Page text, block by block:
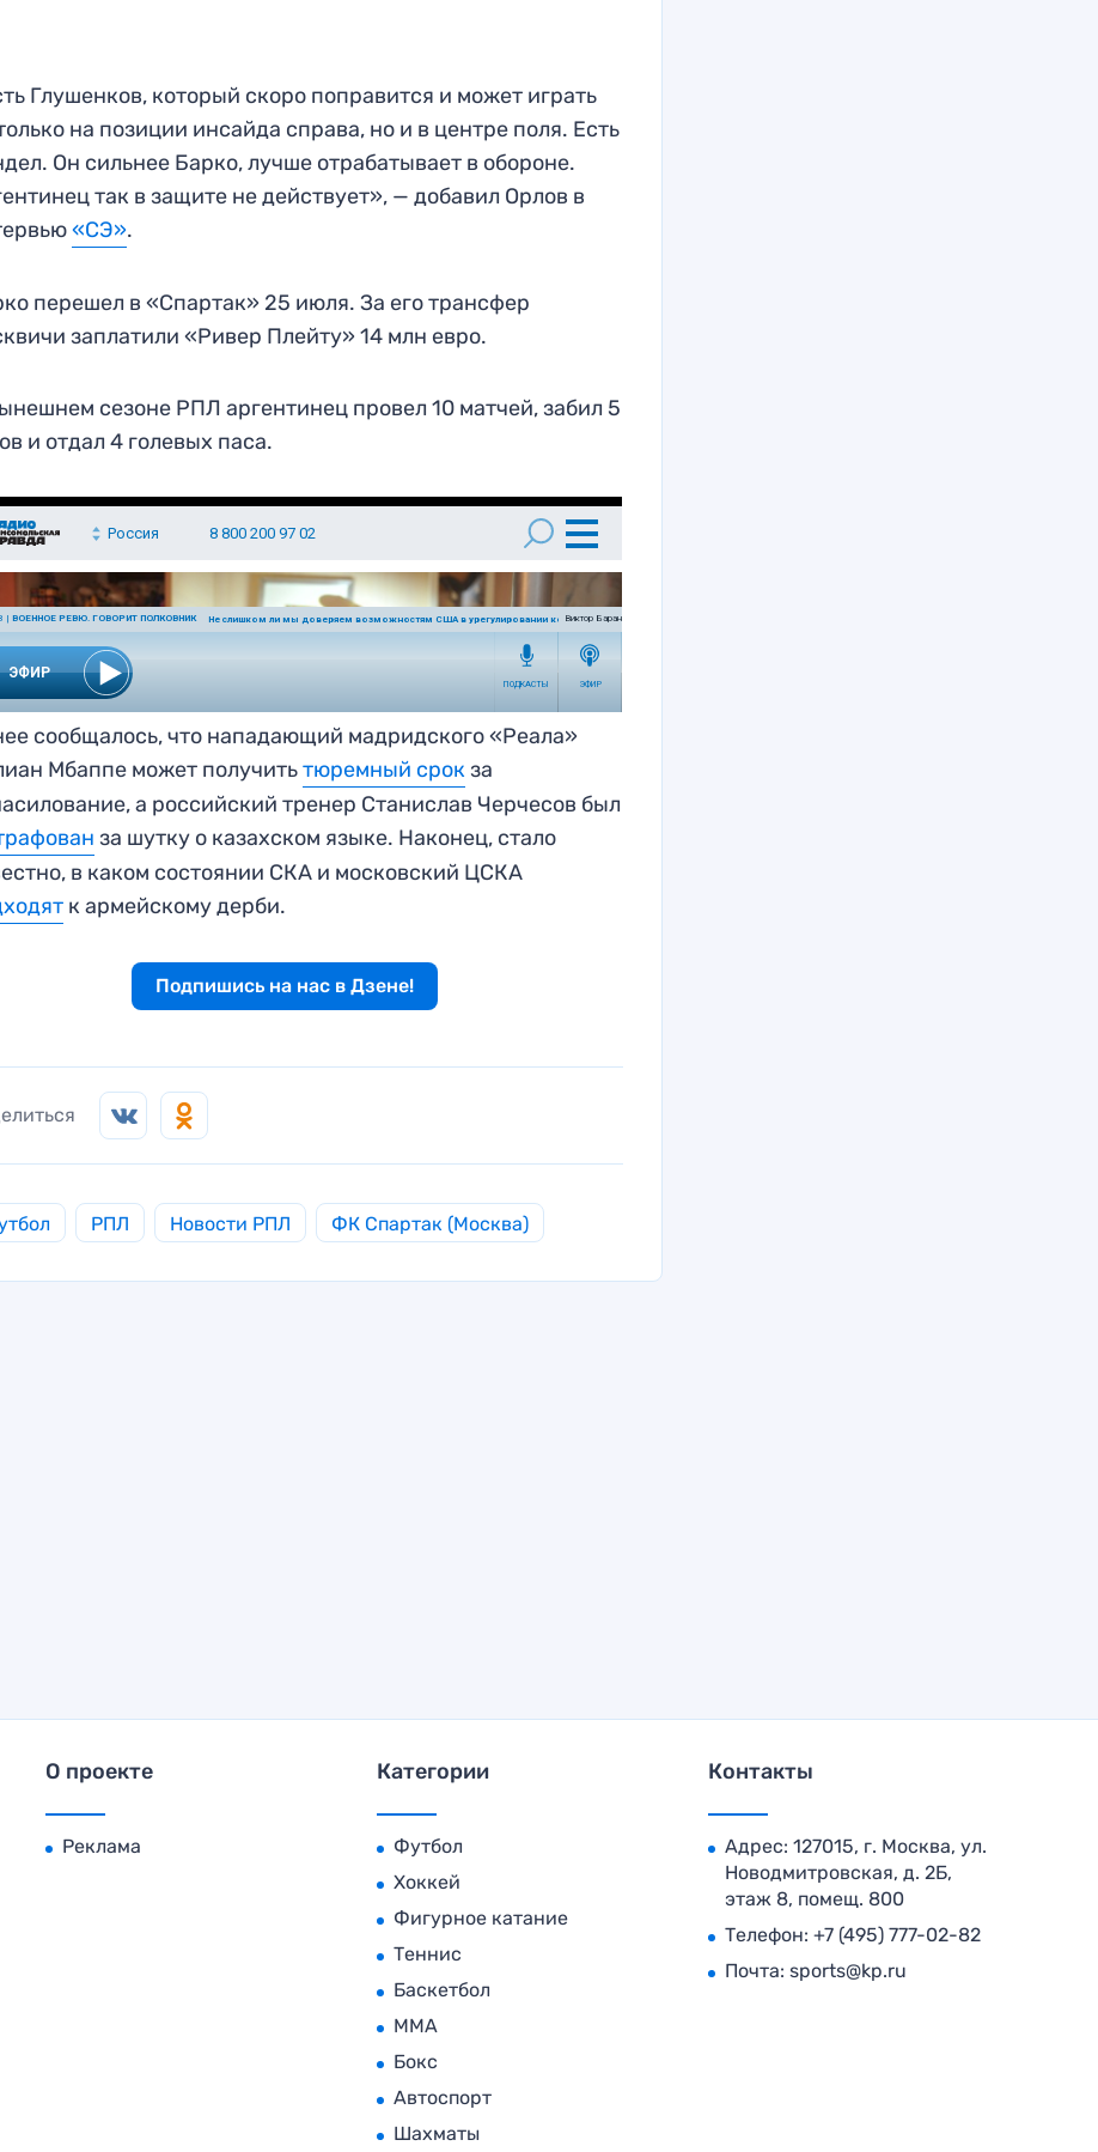
Глушенков, который скоро поправится и может играть
на позиции инсайда справа, но и в центре поля. Есть
Он сильнее Барко, лучше отрабатывает в обороне.
так в защите не действует», — добавил Орлов в
«СЭ».
перешел в «Спартак» 25 июля. За его трансфер
заплатили «Ривер Плейту» 14 млн евро.
сезоне РПЛ аргентинец провел 10 матчей, забил 5
и отдал 4 голевых паса.
сообщалось, что нападающий мадридского «Реала»
Мбаппе может получитьтюремный срокза
а российский тренер Станислав Черчесов был
за шутку о казахском языке. Наконец, стало
в каком состоянии СКА и московский ЦСКА
к армейскому дерби.
Подпишись на нас в Дзене!
РПЛ Новости РПЛ ФК Спартак (Москва)
О проекте
Реклама
Категории
Футбол
Хоккей
Фигурное катание
Теннис
Баскетбол
MMA
Бокс
Автоспорт
Шахматы
Контакты
Адрес: 127015, г. Москва, ул.
Новодмитровская, д. 2Б,
этаж 8, помещ. 800
Телефон: +7 (495) 777-02-82
Почта: sports@kp.ru